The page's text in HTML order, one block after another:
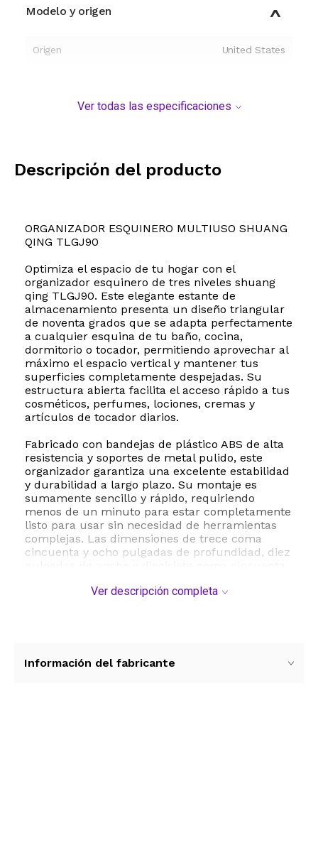
Modelo y origen
Origen United States
Ver todas las especificaciones
Descripción del producto
ORGANIZADOR ESQUINERO MULTIUSO SHUANG
QING TLGJ90
Optimiza el espacio de tu hogar con el
organizador esquinero de tres niveles shuang
qing TLGJ90. Este elegante estante de
almacenamiento presenta un diseño triangular
de noventa grados que se adapta perfectamente
a cualquier esquina de tu baño, cocina,
dormitorio o tocador, permitiendo aprovechar al
máximo el espacio vertical y mantener tus
superficies completamente despejadas. Su
estructura abierta facilita el acceso rápido a tus
cosméticos, perfumes, lociones, cremas y
artículos de tocador diarios.
Fabricado con bandejas de plástico ABS de alta
resistencia y soportes de metal pulido, este
organizador garantiza una excelente estabilidad
y durabilidad a largo plazo. Su montaje es
sumamente sencillo y rápido, requiriendo
menos de un minuto para estar completamente
listo para usar sin necesidad de herramientas
complejas. Las dimensiones de trece coma
cincuenta y ocho pulgadas de profundidad, diez
ideal para almacenar múltiples productos sin
diseño moderno que aporta un toque de
Ver descripción completa
Información del fabricante